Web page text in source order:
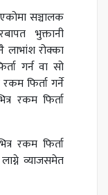
सञ्चालक
भुक्तानी
रोक्का
गर्न वा सो
फिर्ता गर्ने
रकम फिर्ता
रकम फिर्ता
व्याजसमेत